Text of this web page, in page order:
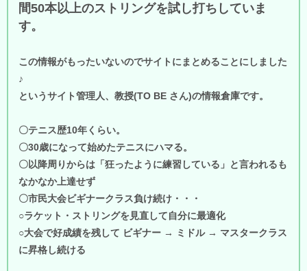
間50本以上のストリングを試し打ちしていま
す。
この情報がもったいないのでサイトにまとめることにしました
♪
というサイト管理人、教授(TO BE さん)の情報倉庫です。
〇テニス歴10年くらい。
〇30歳になって始めたテニスにハマる。
〇以降周りからは「狂ったように練習している」と言われるも
なかなか上達せず
〇市民大会ビギナークラス負け続け・・・
○ラケット・ストリングを見直して自分に最適化
○大会で好成績を残して ビギナー → ミドル → マスタークラス
に昇格し続ける